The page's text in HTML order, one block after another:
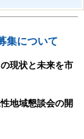
集について
現状と未来を市
地域懇談会の開